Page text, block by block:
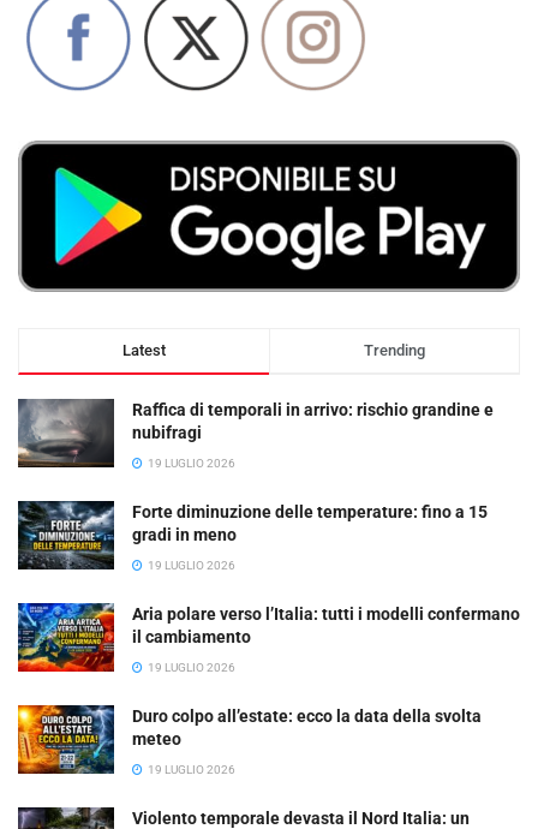
Latest Trending
Raffica di temporali in arrivo: rischio grandine e
nubifragi
19 LUGLIO 2026
Forte diminuzione delle temperature: fino a 15
gradi in meno
19 LUGLIO 2026
Aria polare verso l’Italia: tutti i modelli confermano
il cambiamento
19 LUGLIO 2026
Duro colpo all’estate: ecco la data della svolta
meteo
19 LUGLIO 2026
Violento temporale devasta il Nord Italia: un